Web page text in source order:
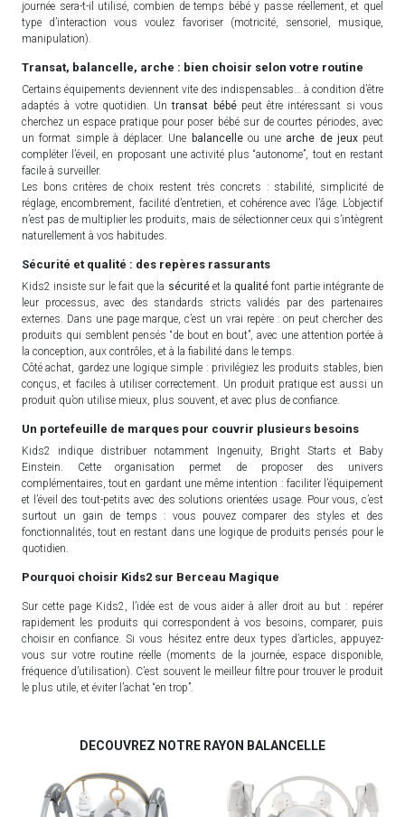
journée sera-t-il utilisé, combien de temps bébé y passe réellement, et quel
type d’interaction vous voulez favoriser (motricité, sensoriel, musique,
manipulation).
Transat, balancelle, arche : bien choisir selon votre routine
Certains équipements deviennent vite des indispensables… à condition d’être
adaptés à votre quotidien. Untransat bébépeut être intéressant si vous
cherchez un espace pratique pour poser bébé sur de courtes périodes, avec
un format simple à déplacer. Une balancelleou une arche de jeuxpeut
compléter l’éveil, en proposant une activité plus “autonome”, tout en restant
facile à surveiller.
Les bons critères de choix restent très concrets : stabilité, simplicité de
réglage, encombrement, facilité d’entretien, et cohérence avec l’âge. L’objectif
n’est pas de multiplier les produits, mais de sélectionner ceux qui s’intègrent
naturellement à vos habitudes.
Sécurité et qualité : des repères rassurants
Kids2 insiste sur le fait que la sécuritéet la qualité font partie intégrante de
leur processus, avec des standards stricts validés par des partenaires
externes. Dans une page marque, c’est un vrai repère : on peut chercher des
produits qui semblent pensés “de bout en bout”, avec une attention portée à
la conception, aux contrôles, et à la fiabilité dans le temps.
Côté achat, gardez une logique simple : privilégiez les produits stables, bien
conçus, et faciles à utiliser correctement. Un produit pratique est aussi un
produit qu’on utilise mieux, plus souvent, et avec plus de confiance.
Un portefeuille de marques pour couvrir plusieurs besoins
Kids2 indique distribuer notamment Ingenuity, Bright Starts et Baby
Einstein. Cette organisation permet de proposer des univers
complémentaires, tout en gardant une même intention : faciliter l’équipement
et l’éveil des tout-petits avec des solutions orientées usage. Pour vous, c’est
surtout un gain de temps : vous pouvez comparer des styles et des
fonctionnalités, tout en restant dans une logique de produits pensés pour le
quotidien.
Pourquoi choisir Kids2 sur Berceau Magique
Sur cette page Kids2, l’idée est de vous aider à aller droit au but : repérer
rapidement les produits qui correspondent à vos besoins, comparer, puis
choisir en confiance. Si vous hésitez entre deux types d’articles, appuyez-
vous sur votre routine réelle (moments de la journée, espace disponible,
fréquence d’utilisation). C’est souvent le meilleur filtre pour trouver le produit
le plus utile, et éviter l’achat “en trop”.
DECOUVREZ NOTRE RAYON BALANCELLE